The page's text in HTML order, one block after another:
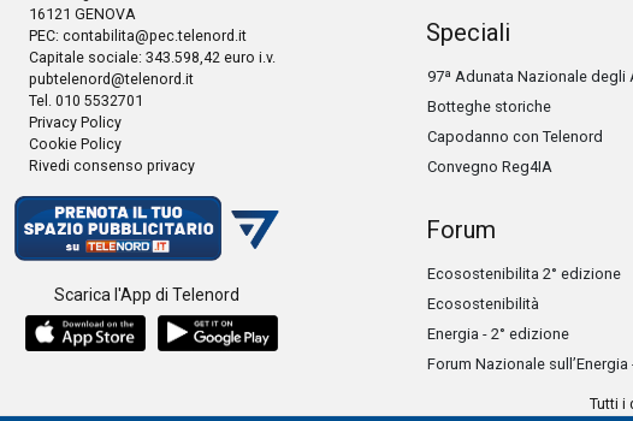
16121 GENOVA
PEC: contabilita@pec.telenord.it
Capitale sociale: 343.598,42 euro i.v.
pubtelenord@telenord.it
Tel. 010 5532701
Privacy Policy
Cookie Policy
Rivedi consenso privacy
Scarica l'App di Telenord
Speciali
97ª Adunata Nazionale degli
Botteghe storiche
Capodanno con Telenord
Convegno Reg4IA
Forum
Ecosostenibilita 2° edizione
Ecosostenibilità
Energia - 2° edizione
Forum Nazionale sull’Energia
Tutti i